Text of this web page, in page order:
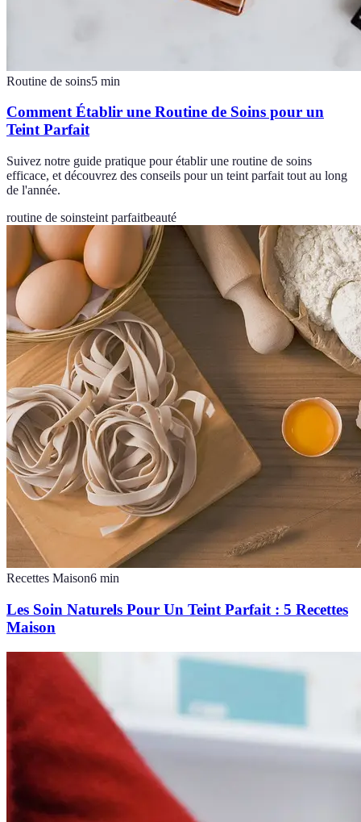
Routine de soins5 min
Comment Établir une Routine de Soins pour un
Teint Parfait
Suivez notre guide pratique pour établir une routine de soins
efficace, et découvrez des conseils pour un teint parfait tout au long
de l'année.
routine de soinsteint parfaitbeauté
Recettes Maison6 min
Les Soin Naturels Pour Un Teint Parfait : 5 Recettes
Maison